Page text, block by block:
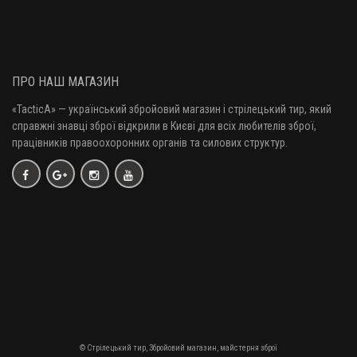
Патчі для чищення ME .50 - 12 кал. 250 шт/уп
450 грн.
ПРО НАШ МАГАЗИН
«TacticA» — український збройовий магазин і стрілецький тир, який
справжні знавці зброї відкрили в Києві для всіх любителів зброї,
працівників правоохоронних органів та силових структур.
© Стрілецький тир, Збройовий магазин, майстерня зброї